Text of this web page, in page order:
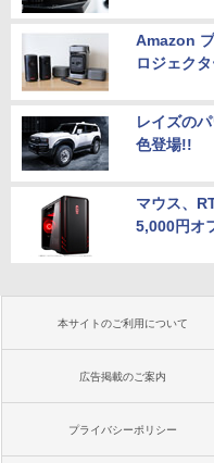
Amazon
ロジェク
レイズの
色登場!!
マウス、
5,000円オ
本サイトのご利用について
広告掲載のご案内
プライバシーポリシー